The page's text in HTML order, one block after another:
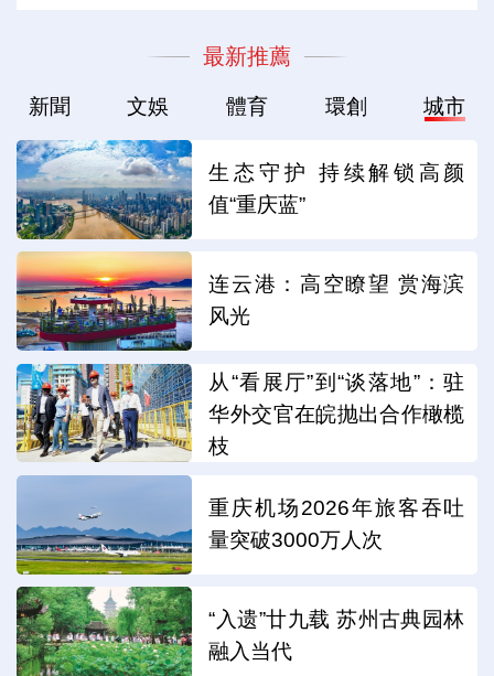
最新推薦
新聞 文娛 體育 環創 城市
生态守护 持续解锁高颜
值“重庆蓝”
连云港：高空瞭望 赏海滨
风光
从“看展厅”到“谈落地”：驻
华外交官在皖抛出合作橄榄
枝
重庆机场2026年旅客吞吐
量突破3000万人次
“入遗”廿九载 苏州古典园林
融入当代